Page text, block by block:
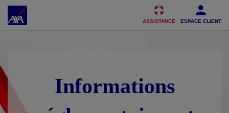
Accéder au Contenu Accéder au Pied de page
ASSISTANCE ESPACE CLIENT
Informations